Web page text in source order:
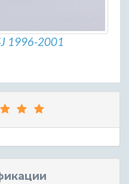
1996-2001